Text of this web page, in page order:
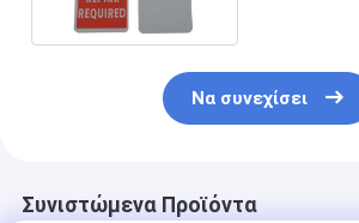
Να συνεχίσει
Συνιστώμενα Προϊόντα